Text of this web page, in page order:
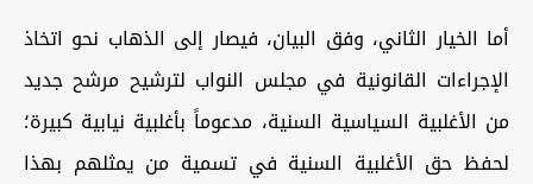
أما الخيار الثاني، وفق البيان، فيصار إلى الذهاب نحو اتخاذ
الإجراءات القانونية في مجلس النواب لترشيح مرشح جديد
من الأغلبية السياسية السنية، مدعوماً بأغلبية نيابية كبيرة؛
لحفظ حق الأغلبية السنية في تسمية من يمثلهم بهذا